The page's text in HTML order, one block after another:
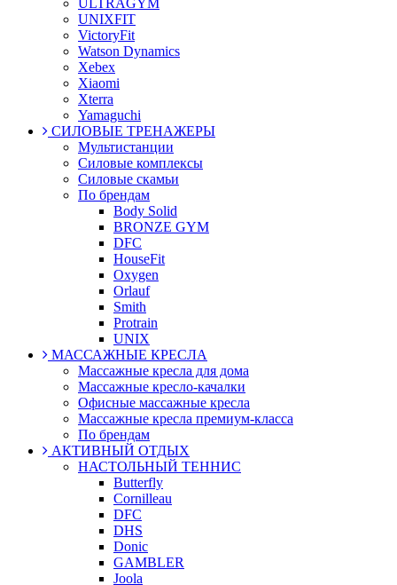
ULTRAGYM
UNIXFIT
VictoryFit
Watson Dynamics
Xebex
Xiaomi
Xterra
Yamaguchi
СИЛОВЫЕ ТРЕНАЖЕРЫ
Мультистанции
Силовые комплексы
Силовые скамьи
По брендам
Body Solid
BRONZE GYM
DFC
HouseFit
Oxygen
Orlauf
Smith
Protrain
UNIX
МАССАЖНЫЕ КРЕСЛА
Массажные кресла для дома
Массажные кресло-качалки
Офисные массажные кресла
Массажные кресла премиум-класса
По брендам
АКТИВНЫЙ ОТДЫХ
НАСТОЛЬНЫЙ ТЕННИС
Butterfly
Cornilleau
DFC
DHS
Donic
GAMBLER
Joola